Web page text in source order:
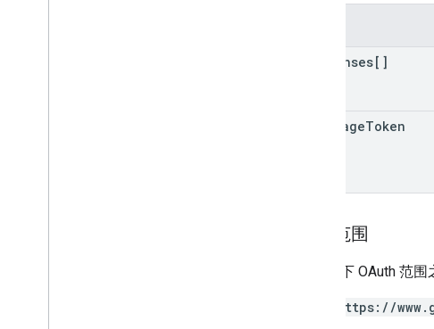
responses[]
PageToken
授权范围
需要以下 OAuth 范围
https://